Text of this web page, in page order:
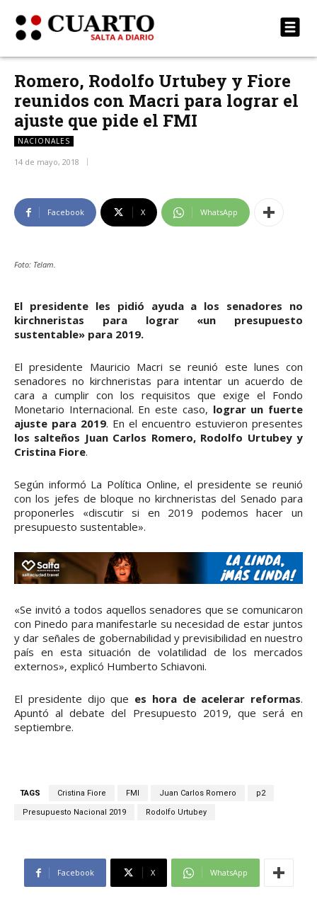
Romero, Rodolfo Urtubey y Fiore
reunidos con Macri para lograr el
ajuste que pide el FMI
NACIONALES
14 de mayo, 2018
Facebook X WhatsApp
Foto: Telam.
El presidente les pidió ayuda a los senadores no
kirchneristas para lograr «un presupuesto
sustentable» para 2019.
El presidente Mauricio Macri se reunió este lunes con
senadores no kirchneristas para intentar un acuerdo de
cara a cumplir con los requisitos que exige el Fondo
Monetario Internacional. En este caso, lograr un fuerte
ajuste para 2019. En el encuentro estuvieron presentes
los salteños Juan Carlos Romero, Rodolfo Urtubey y
Cristina Fiore.
Según informó La Política Online, el presidente se reunió
con los jefes de bloque no kirchneristas del Senado para
proponerles «discutir si en 2019 podemos hacer un
presupuesto sustentable».
«Se invitó a todos aquellos senadores que se comunicaron
con Pinedo para manifestarle su necesidad de estar juntos
y dar señales de gobernabilidad y previsibilidad en nuestro
país en esta situación de volatilidad de los mercados
externos», explicó Humberto Schiavoni.
El presidente dijo que es hora de acelerar reformas.
Apuntó al debate del Presupuesto 2019, que será en
septiembre.
TAGS Cristina Fiore FMI Juan Carlos Romero p2
Presupuesto Nacional 2019 Rodolfo Urtubey
Facebook X WhatsApp